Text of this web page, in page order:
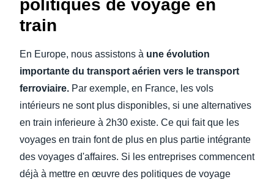
politiques de voyage en
train
En Europe, nous assistons à une évolution
importante du transport aérien vers le transport
ferroviaire. Par exemple, en France, les vols
intérieurs ne sont plus disponibles, si une alternatives
en train inferieure à 2h30 existe. Ce qui fait que les
voyages en train font de plus en plus partie intégrante
des voyages d'affaires. Si les entreprises commencent
déjà à mettre en œuvre des politiques de voyage